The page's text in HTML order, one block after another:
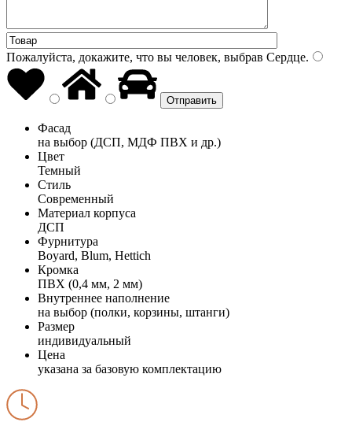
Пожалуйста, докажите, что вы человек, выбрав Сердце.
Фасад
на выбор (ДСП, МДФ ПВХ и др.)
Цвет
Темный
Стиль
Современный
Материал корпуса
ДСП
Фурнитура
Boyard, Blum, Hettich
Кромка
ПВХ (0,4 мм, 2 мм)
Внутреннее наполнение
на выбор (полки, корзины, штанги)
Размер
индивидуальный
Цена
указана за базовую комплектацию